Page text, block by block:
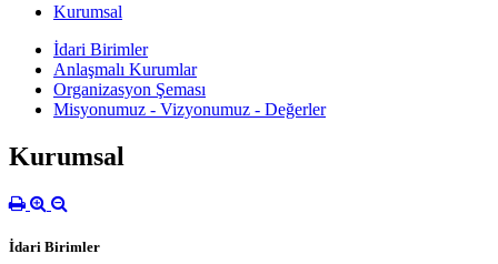
Kurumsal
İdari Birimler
Anlaşmalı Kurumlar
Organizasyon Şeması
Misyonumuz - Vizyonumuz - Değerler
Kurumsal
İdari Birimler